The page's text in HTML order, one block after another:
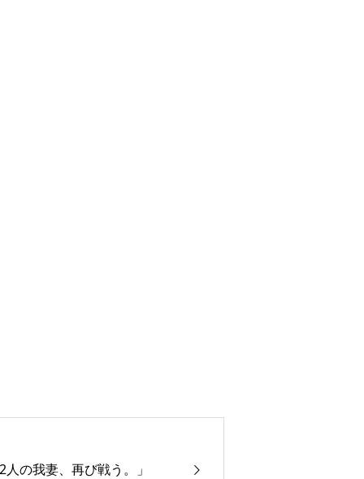
人の我妻、再び戦う。」